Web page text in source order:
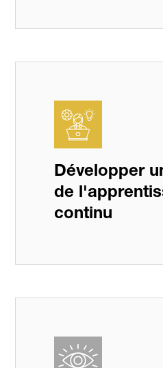
Développer
de
continu